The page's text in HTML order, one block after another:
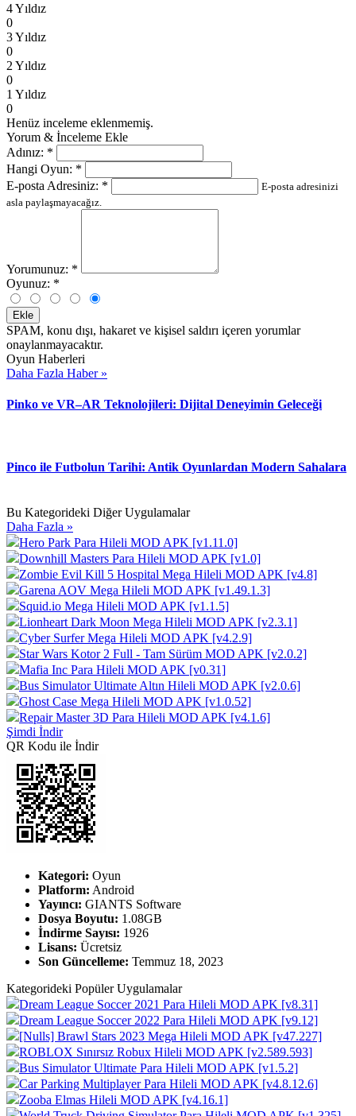
4 Yıldız
0
3 Yıldız
0
2 Yıldız
0
1 Yıldız
0
Henüz inceleme eklenmemiş.
Yorum & İnceleme Ekle
Adınız: *
Hangi Oyun: *
E-posta Adresiniz: *
E-posta adresinizi
asla paylaşmayacağız.
Yorumunuz: *
Oyunuz: *
Ekle
SPAM, konu dışı, hakaret ve kişisel saldırı içeren yorumlar
onaylanmayacaktır.
Oyun Haberleri
Daha Fazla Haber »
Pinko ve VR–AR Teknolojileri: Dijital Deneyimin Geleceği
Pinco ile Futbolun Tarihi: Antik Oyunlardan Modern Sahalara
Bu Kategorideki Diğer Uygulamalar
Daha Fazla »
Hero Park Para Hileli MOD APK [v1.11.0]
Downhill Masters Para Hileli MOD APK [v1.0]
Zombie Evil Kill 5 Hospital Mega Hileli MOD APK [v4.8]
Garena AOV Mega Hileli MOD APK [v1.49.1.3]
Squid.io Mega Hileli MOD APK [v1.1.5]
Lionheart Dark Moon Mega Hileli MOD APK [v2.3.1]
Cyber Surfer Mega Hileli MOD APK [v4.2.9]
Star Wars Kotor 2 Full - Tam Sürüm MOD APK [v2.0.2]
Mafia Inc Para Hileli MOD APK [v0.31]
Bus Simulator Ultimate Altın Hileli MOD APK [v2.0.6]
Ghost Case Mega Hileli MOD APK [v1.0.52]
Repair Master 3D Para Hileli MOD APK [v4.1.6]
Şimdi İndir
QR Kodu ile İndir
Kategori: Oyun
Platform: Android
Yayıncı: GIANTS Software
Dosya Boyutu: 1.08GB
İndirme Sayısı: 1926
Lisans: Ücretsiz
Son Güncelleme: Temmuz 18, 2023
Kategorideki Popüler Uygulamalar
Dream League Soccer 2021 Para Hileli MOD APK [v8.31]
Dream League Soccer 2022 Para Hileli MOD APK [v9.12]
[Nulls] Brawl Stars 2023 Mega Hileli MOD APK [v47.227]
ROBLOX Sınırsız Robux Hileli MOD APK [v2.589.593]
Bus Simulator Ultimate Para Hileli MOD APK [v1.5.2]
Car Parking Multiplayer Para Hileli MOD APK [v4.8.12.6]
Zooba Elmas Hileli MOD APK [v4.16.1]